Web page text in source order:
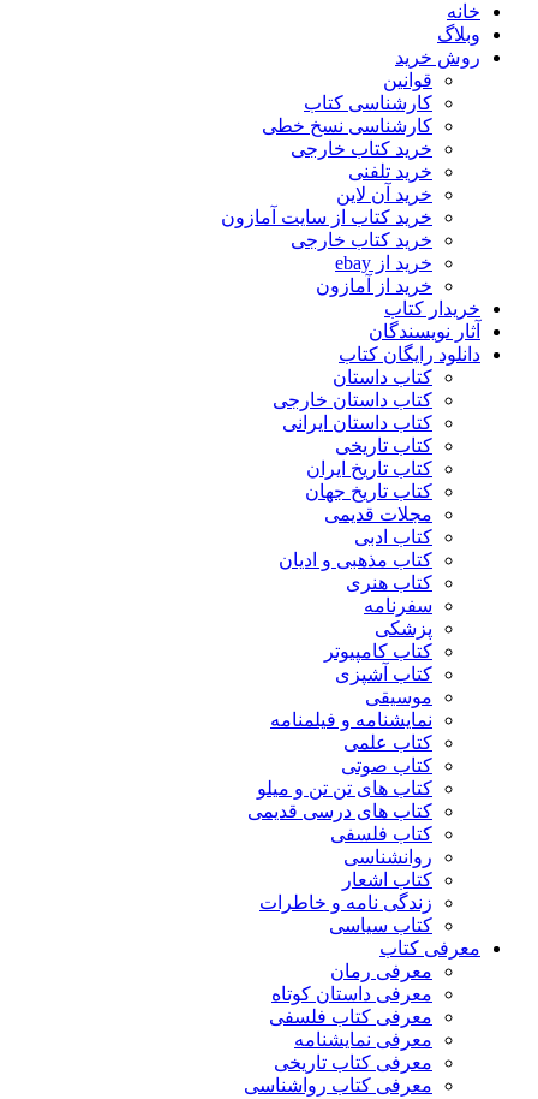
خانه
وبلاگ
روش خرید
قوانین
کارشناسی کتاب
کارشناسی نسخ خطی
خرید کتاب خارجی
خرید تلفنی
خرید آن لاین
خرید کتاب از سایت آمازون
خرید کتاب خارجی
خرید از ebay
خرید از آمازون
خریدار کتاب
آثار نویسندگان
دانلود رایگان کتاب
کتاب داستان
کتاب داستان خارجی
کتاب داستان ایرانی
کتاب تاریخی
کتاب تاریخ ایران
کتاب تاریخ جهان
مجلات قدیمی
کتاب ادبی
کتاب مذهبی و ادیان
کتاب هنری
سفرنامه
پزشکی
کتاب کامپیوتر
کتاب آشپزی
موسیقی
نمایشنامه و فیلمنامه
کتاب علمی
کتاب صوتی
کتاب های تن تن و میلو
کتاب های درسی قدیمی
کتاب فلسفی
روانشناسی
کتاب اشعار
زندگی نامه و خاطرات
کتاب سیاسی
معرفی کتاب
معرفی رمان
معرفی داستان کوتاه
معرفی کتاب فلسفی
معرفی نمایشنامه
معرفی کتاب تاریخی
معرفی کتاب رواشناسی